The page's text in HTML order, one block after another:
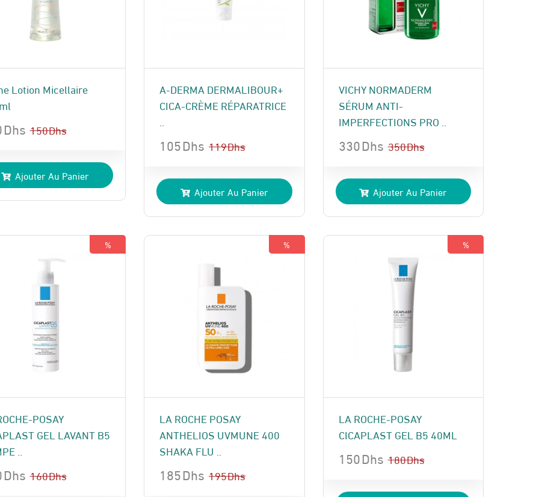
Lotion Micellaire
150Dhs
:
Dhs
Ajouter Au Panier
A-DERMA DERMALIBOUR+
CICA-CRÈME RÉPARATRICE
119Dhs
prix
initial
était :
119 Dhs.
105Dhs
prix
actuel
est :
105 Dhs.
Ajouter Au Panier
VICHY NORMADERM
SÉRUM ANTI-
IMPERFECTIONS PRO ..
350Dhs
prix
initial
était :
350 Dhs.
330Dhs
prix
actuel
est :
330 Dhs.
Ajouter Au Panier
%
POSAY
GEL LAVANT B5
..
160Dhs
Dhs
%
LA ROCHE POSAY
ANTHELIOS UVMUNE 400
SHAKA FLU ..
195Dhs
185Dhs
%
LA ROCHE-POSAY
CICAPLAST GEL B5 40ML
180Dhs
150Dhs